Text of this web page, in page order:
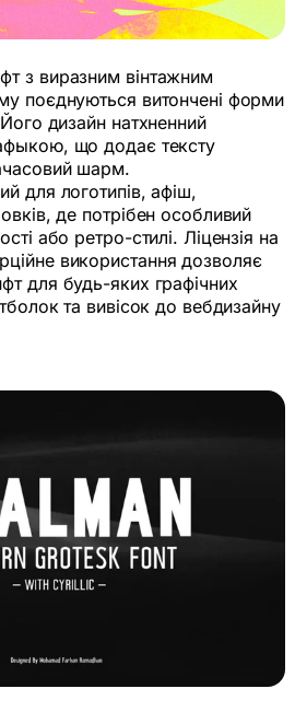
з виразним вінтажним
поєднуються витончені форми
дизайн натхненний
що додає тексту
шарм.
для логотипів, афіш,
де потрібен особливий
або ретро-стилі. Ліцензія на
використання дозволяє
для будь-яких графічних
та вивісок до вебдизайну